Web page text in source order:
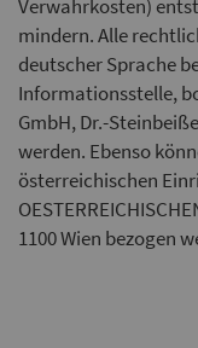
Verwahrkosten)
mindern. Alle
deutscher Sprache
Informationsstelle,
GmbH, Dr.-
werden. Ebenso
österreichischen
1100 Wien bezogen